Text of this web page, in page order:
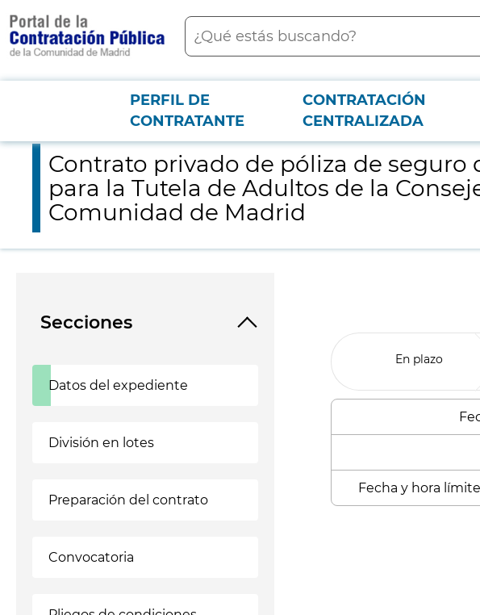
contenido
principal
Buscar
Menú PCON
PERFIL DE
CONTRATANTE
CONTRATACIÓN
CENTRALIZADA
Contrato privado de póliza de seguro de daños materiales de la Agencia Madrileña
Contrato privado de póliza de
para la Tutela de Adultos de la
Comunidad de Madrid
Secciones
Datos del expediente
División en lotes
Preparación del contrato
Convocatoria
En plazo
Fecha y hora